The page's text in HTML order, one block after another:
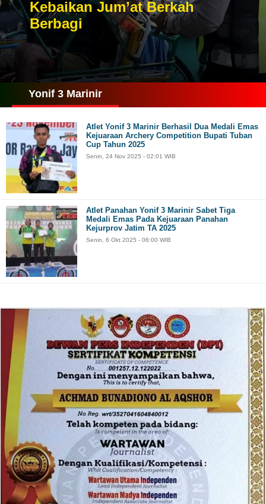
Kebaikan Jum’at Berkah
Berbagi
Yonif 3 Marinir
Atlet Yonif 3 Marinir Berhasil Dua Medali Emas
Kejuaraan Archery Competition Bupati Tuban
Cup Tahun 2025
Senin, 24 Nov 2025 - 02:01 WIB
Atlet Panahan Yonif 3 Marinir Sabet Tiga
Medali Emas Pada Kejuaraan Panahan
Kejurprov Jatim TA 2025
Senin, 6 Okt 2025 - 06:00 WIB